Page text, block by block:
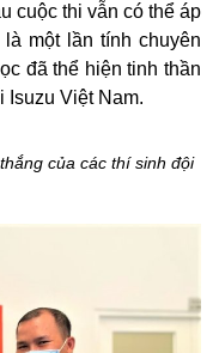
cuộc thi vẫn có thể áp
một lần tính chuyên
đã thể hiện tinh thần
Isuzu Việt Nam.
của các thí sinh đội